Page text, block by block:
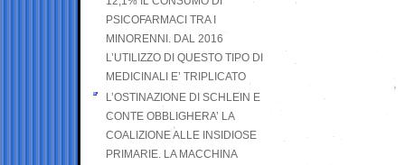
PSICOFARMACI TRA I
MINORENNI. DAL 2016
L’UTILIZZO DI QUESTO TIPO DI
MEDICINALI E’ TRIPLICATO
L’OSTINAZIONE DI SCHLEIN E
CONTE OBBLIGHERA’ LA
COALIZIONE ALLE INSIDIOSE
PRIMARIE. LA MACCHINA